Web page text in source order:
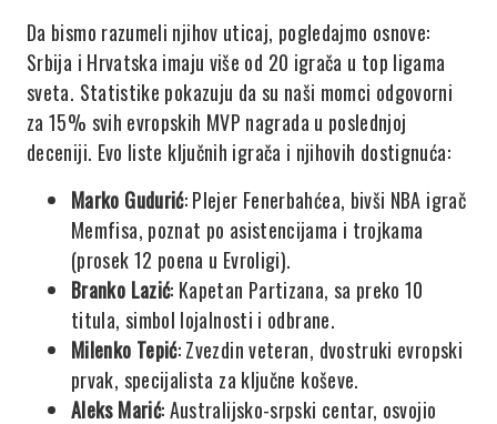
Da bismo razumeli njihov uticaj, pogledajmo osnove:
Srbija i Hrvatska imaju više od 20 igrača u top ligama
sveta. Statistike pokazuju da su naši momci odgovorni
za 15% svih evropskih MVP nagrada u poslednjoj
deceniji. Evo liste ključnih igrača i njihovih dostignuća:
Marko Gudurić: Plejer Fenerbahćea, bivši NBA igrač
Memfisa, poznat po asistencijama i trojkama
(prosek 12 poena u Evroligi).
Branko Lazić: Kapetan Partizana, sa preko 10
titula, simbol lojalnosti i odbrane.
Milenko Tepić: Zvezdin veteran, dvostruki evropski
prvak, specijalista za ključne koševe.
Aleks Marić: Australijsko-srpski centar, osvojio